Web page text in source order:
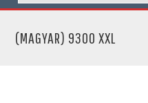
(MAGYAR) 9300 XXL